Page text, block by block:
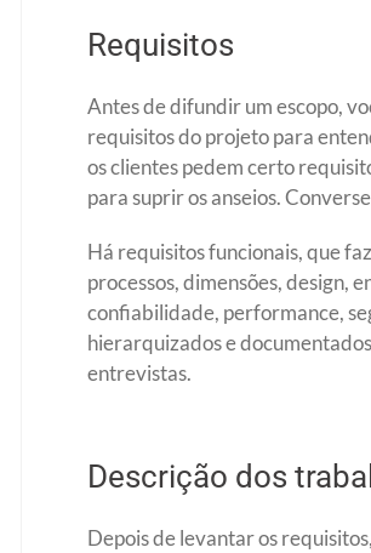
Requisitos
Antes de difundir um escopo,
requisitos do projeto para
os clientes pedem certo
para suprir os anseios.
Há requisitos funcionais, que
processos, dimensões, design,
confiabilidade, performance,
hierarquizados e
entrevistas.
Descrição dos
Depois de levantar os